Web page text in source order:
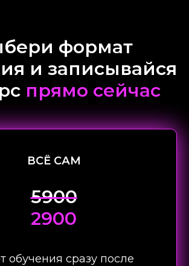
формат
и записывайся
прямо сейчас
ВСЁ САМ
5900
2900
обучения сразу после